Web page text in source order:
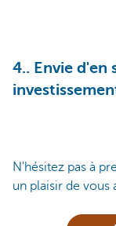
4.. Envie d'en
N'hésitez pas à
un plaisir de vous